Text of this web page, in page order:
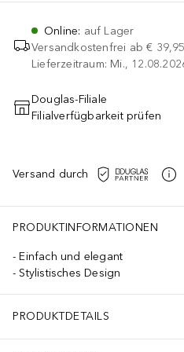
Online: auf Lager
Versandkostenfrei ab € 39,95
Lieferzeitraum: Mi.,
IN DEN
Douglas-Filiale
Filialverfügbarkeit prüfen
Versand durch
PRODUKTINFORMATIONEN
Einfach und elegant
Stylistisches Design
PRODUKTDETAILS